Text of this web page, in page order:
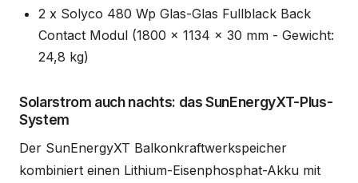
2 x Solyco 480 Wp Glas-Glas Fullblack Back
Contact Modul (1800 x 1134 x 30 mm - Gewicht:
24,8 kg)
Solarstrom auch nachts: das SunEnergyXT-Plus-
System
Der SunEnergyXT Balkonkraftwerkspeicher
kombiniert einen Lithium-Eisenphosphat-Akku mit